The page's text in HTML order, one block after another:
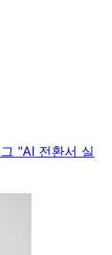
"AI 전환서 실